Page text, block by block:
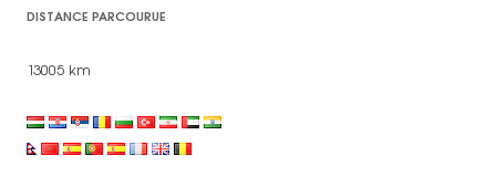
DISTANCE PARCOURUE
13005 km